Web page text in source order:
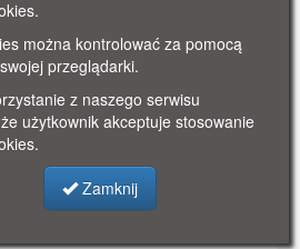
09-01.Dodano: 2019-12-09 10:00
Wyświetlono: 4329
z herbem Gdańska i
i okolicznościowym stemplem.
Führer hat uns befreit") data na
można kontrolować za pomocą
przeglądarki.
z naszego serwisu
użytkownik akceptuje stosowanie
Zamknij